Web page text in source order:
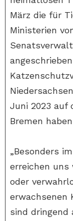
März die für
Ministerien
Juni 2023 auf
Bremen
„Besonders
erreichen uns
oder
erwachsenen
sind dringend